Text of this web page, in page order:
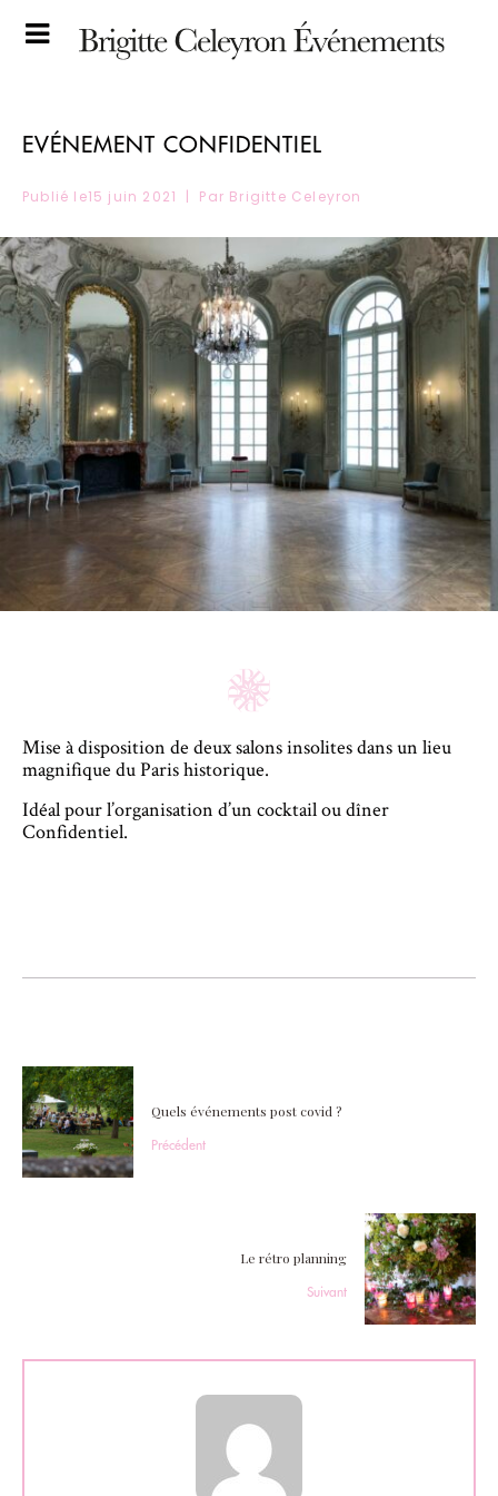
EVÉNEMENT CONFIDENTIEL
Publié le15 juin 2021 Par Brigitte Celeyron
Mise à disposition de deux salons insolites dans un lieu
magnifique du Paris historique.
Idéal pour l’organisation d’un cocktail ou dîner
Confidentiel.
Quels événements post covid ?
Précédent
Le rétro planning
Suivant